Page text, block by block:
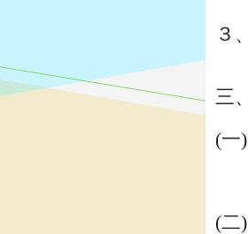
３、
三、
(一)
(二)